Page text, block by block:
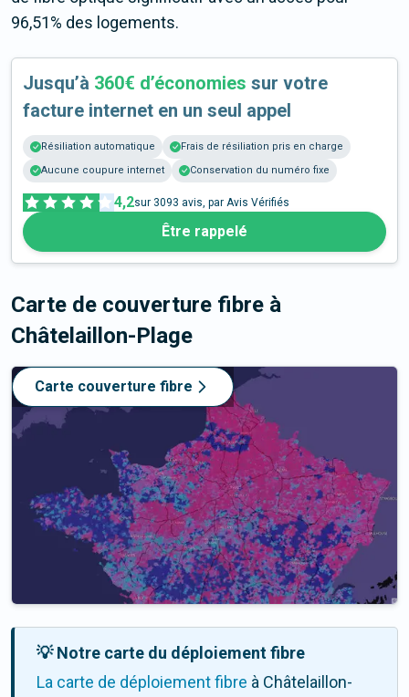
96,51% des logements.
Jusqu’à 360€ d’économies sur votre
facture internet en un seul appel
Résiliation automatique
Frais de résiliation pris en charge
Aucune coupure internet
Conservation du numéro fixe
4,2sur 3093 avis, par Avis Vérifiés
Être rappelé
Carte de couverture fibre à
Châtelaillon-Plage
Carte couverture fibre
💡 Notre carte du déploiement fibre
La carte de déploiement fibre à Châtelaillon-